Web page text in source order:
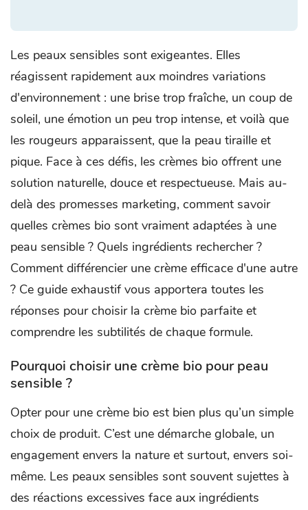
Les peaux sensibles sont exigeantes. Elles
réagissent rapidement aux moindres variations
d'environnement : une brise trop fraîche, un coup de
soleil, une émotion un peu trop intense, et voilà que
les rougeurs apparaissent, que la peau tiraille et
pique. Face à ces défis, les crèmes bio offrent une
solution naturelle, douce et respectueuse. Mais au-
delà des promesses marketing, comment savoir
quelles crèmes bio sont vraiment adaptées à une
peau sensible ? Quels ingrédients rechercher ?
Comment différencier une crème efficace d'une autre
? Ce guide exhaustif vous apportera toutes les
réponses pour choisir la crème bio parfaite et
comprendre les subtilités de chaque formule.
Pourquoi choisir une crème bio pour peau
sensible ?
Opter pour une crème bio est bien plus qu’un simple
choix de produit. C’est une démarche globale, un
engagement envers la nature et surtout, envers soi-
même. Les peaux sensibles sont souvent sujettes à
des réactions excessives face aux ingrédients